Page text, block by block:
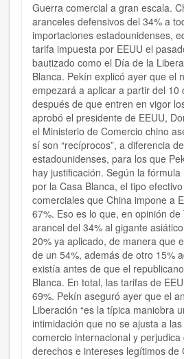
Guerra comercial a gran escala.
aranceles defensivos del 34% a
importaciones estadounidenses,
tarifa impuesta por EEUU el
bautizado como el Día de la
Blanca. Pekín explicó ayer que el
empezará a aplicar a partir del 10
después de que entren en vigor
aprobó el presidente de EEUU,
el Ministerio de Comercio chino
sí son “recíprocos”, a diferencia
estadounidenses, para los que
hay justificación. Según la
por la Casa Blanca, el tipo
comerciales que China impone a
67%. Eso es lo que, en opinión
arancel del 34% al gigante
20% ya aplicado, de manera que
de un 54%, además de otro 15%
existía antes de que el
Blanca. En total, las tarifas de
69%. Pekín aseguró ayer que el
Liberación “es la típica maniobra
intimidación que no se ajusta a
comercio internacional y
derechos e intereses legítimos de